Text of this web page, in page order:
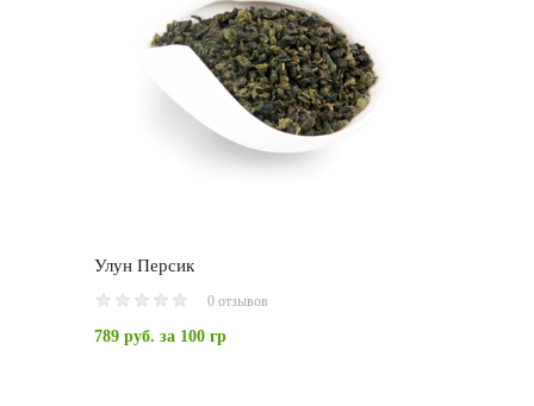
Улун Персик
0 отзывов
789 руб. за 100 гр